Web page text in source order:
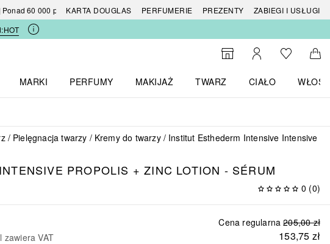
Ponad 60 000 produktówKARTA DOUGLAS PERFUMERIE PREZENTY
ZABIEGI I USŁUGI
HOT
Douglas
Do wyszukiwarki
Moje kontoDo listyDo
MARKI
PERFUMY
MAKIJAŻ
TWARZ
CIAŁO
WŁOSY
Pielęgnacja twarzy Kremy do twarzy Institut Esthederm Intensive Intensive
INTENSIVE PROPOLIS + ZINC LOTION - SÉRUM
0 (0)
Cena regularna 205,00 zł
153,75 zł
zawiera VAT